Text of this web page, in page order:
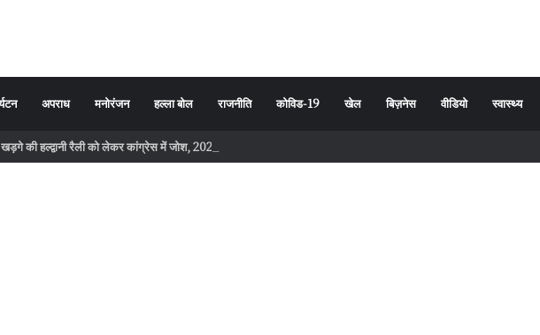
अपराध मनोरंजन हल्ला बोल राजनीति कोविड-19 खेल बिज़नेस वीडियो स्वास्थ्य
खड़गे की हल्द्वानी रैली को लेकर कांग्रेस में जोश, 2027 चुनाव से पहले संगठन को नई ऊर्जा मिलने की उम्मीद